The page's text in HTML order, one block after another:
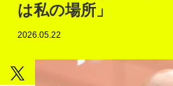
は私の場所」
2026.05.22